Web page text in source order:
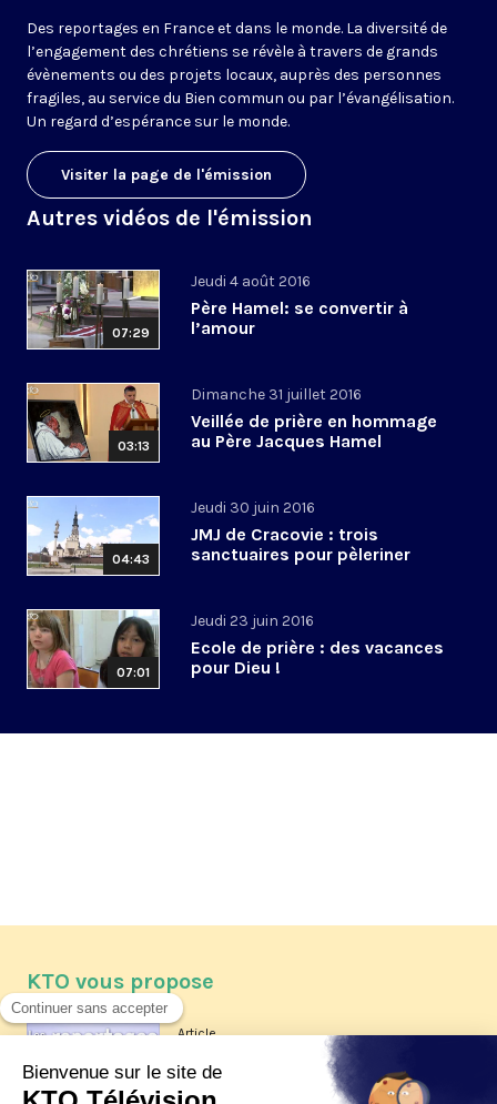
Des reportages en France et dans le monde. La diversité de
l’engagement des chrétiens se révèle à travers de grands
évènements ou des projets locaux, auprès des personnes
fragiles, au service du Bien commun ou par l’évangélisation.
Un regard d’espérance sur le monde.
Visiter la page de l'émission
Autres vidéos de l'émission
07:29
Jeudi 4 août 2016
Père Hamel: se convertir à
l’amour
03:13
Dimanche 31 juillet 2016
Veillée de prière en hommage
au Père Jacques Hamel
04:43
Jeudi 30 juin 2016
JMJ de Cracovie : trois
sanctuaires pour pèleriner
07:01
Jeudi 23 juin 2016
Ecole de prière : des vacances
pour Dieu !
KTO vous propose
Article
Les reportages d'été 2026 de KTO